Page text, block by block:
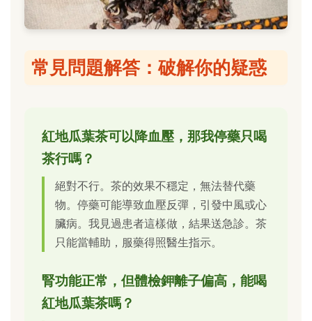
常見問題解答：破解你的疑惑
紅地瓜葉茶可以降血壓，那我停藥只喝
茶行嗎？
絕對不行。茶的效果不穩定，無法替代藥
物。停藥可能導致血壓反彈，引發中風或心
臟病。我見過患者這樣做，結果送急診。茶
只能當輔助，服藥得照醫生指示。
腎功能正常，但體檢鉀離子偏高，能喝
紅地瓜葉茶嗎？